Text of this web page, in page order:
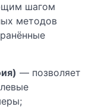
шагом
методов
— позволяет